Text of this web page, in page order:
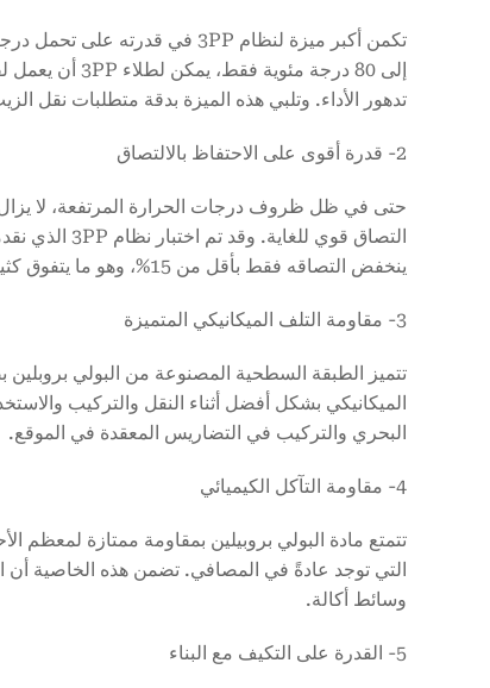
تدهور الأداء. وتلبي هذه الميزة بدقة متطلبات نقل
2- قدرة أقوى على الاحتفاظ بالالتصاق
ينخفض التصاقه فقط بأقل من 15%، وهو ما يتفوق كثيرًا على أداء طلاء 3PE في الظروف نفسها.
3- مقاومة التلف الميكانيكي المتميزة
تتميز الطبقة السطحية المصنوعة من البولي بروبلين
الميكانيكي بشكل أفضل أثناء النقل والتركيب
البحري والتركيب في التضاريس المعقدة في الموقع.
4- مقاومة التآكل الكيميائي
تتمتع مادة البولي بروبيلين بمقاومة ممتازة لمعظم
التي توجد عادةً في المصافي. تضمن هذه الخاصية أن
وسائط أكالة.
5- القدرة على التكيف مع البناء